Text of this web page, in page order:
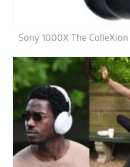
Sony 1000X The ColleXion